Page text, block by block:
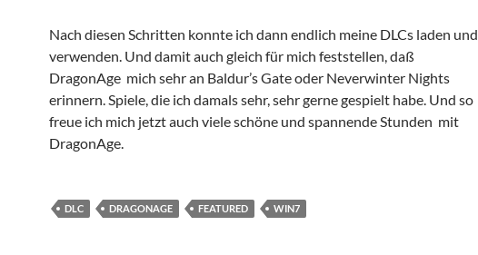
Nach diesen Schritten konnte ich dann endlich meine DLCs laden und
verwenden. Und damit auch gleich für mich feststellen, daß
DragonAge mich sehr an Baldur’s Gate oder Neverwinter Nights
erinnern. Spiele, die ich damals sehr, sehr gerne gespielt habe. Und so
freue ich mich jetzt auch viele schöne und spannende Stunden mit
DragonAge.
DLC DRAGONAGE FEATURED WIN7